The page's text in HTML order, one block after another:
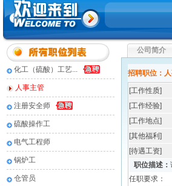
化工（硫酸）工艺...
人事主管
注册安全师
硫酸操作工
电气工程师
锅炉工
仓管员
公司简介
招聘职位：
[工作性质]
[工作经验]
[工作地点]
[其他福利]
[待遇工资]
职位描述：
任职要求：